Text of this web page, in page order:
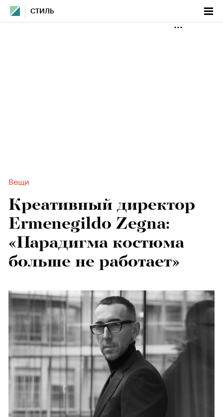
СТИЛЬ
Вещи
Креативный директор
Ermenegildo Zegna:
«Парадигма костюма
больше не работает»